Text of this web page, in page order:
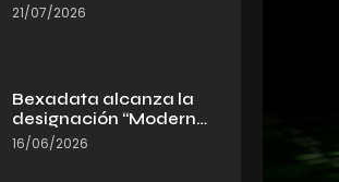
21/07/2026
Bexadata alcanza la
designación “Modern…
16/06/2026